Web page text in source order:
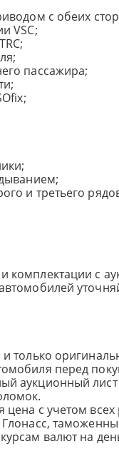
с обеих
VSC;
пассажира;
и третьего
комплектации с
только
перед
аукционный лист
с учетом
валют на